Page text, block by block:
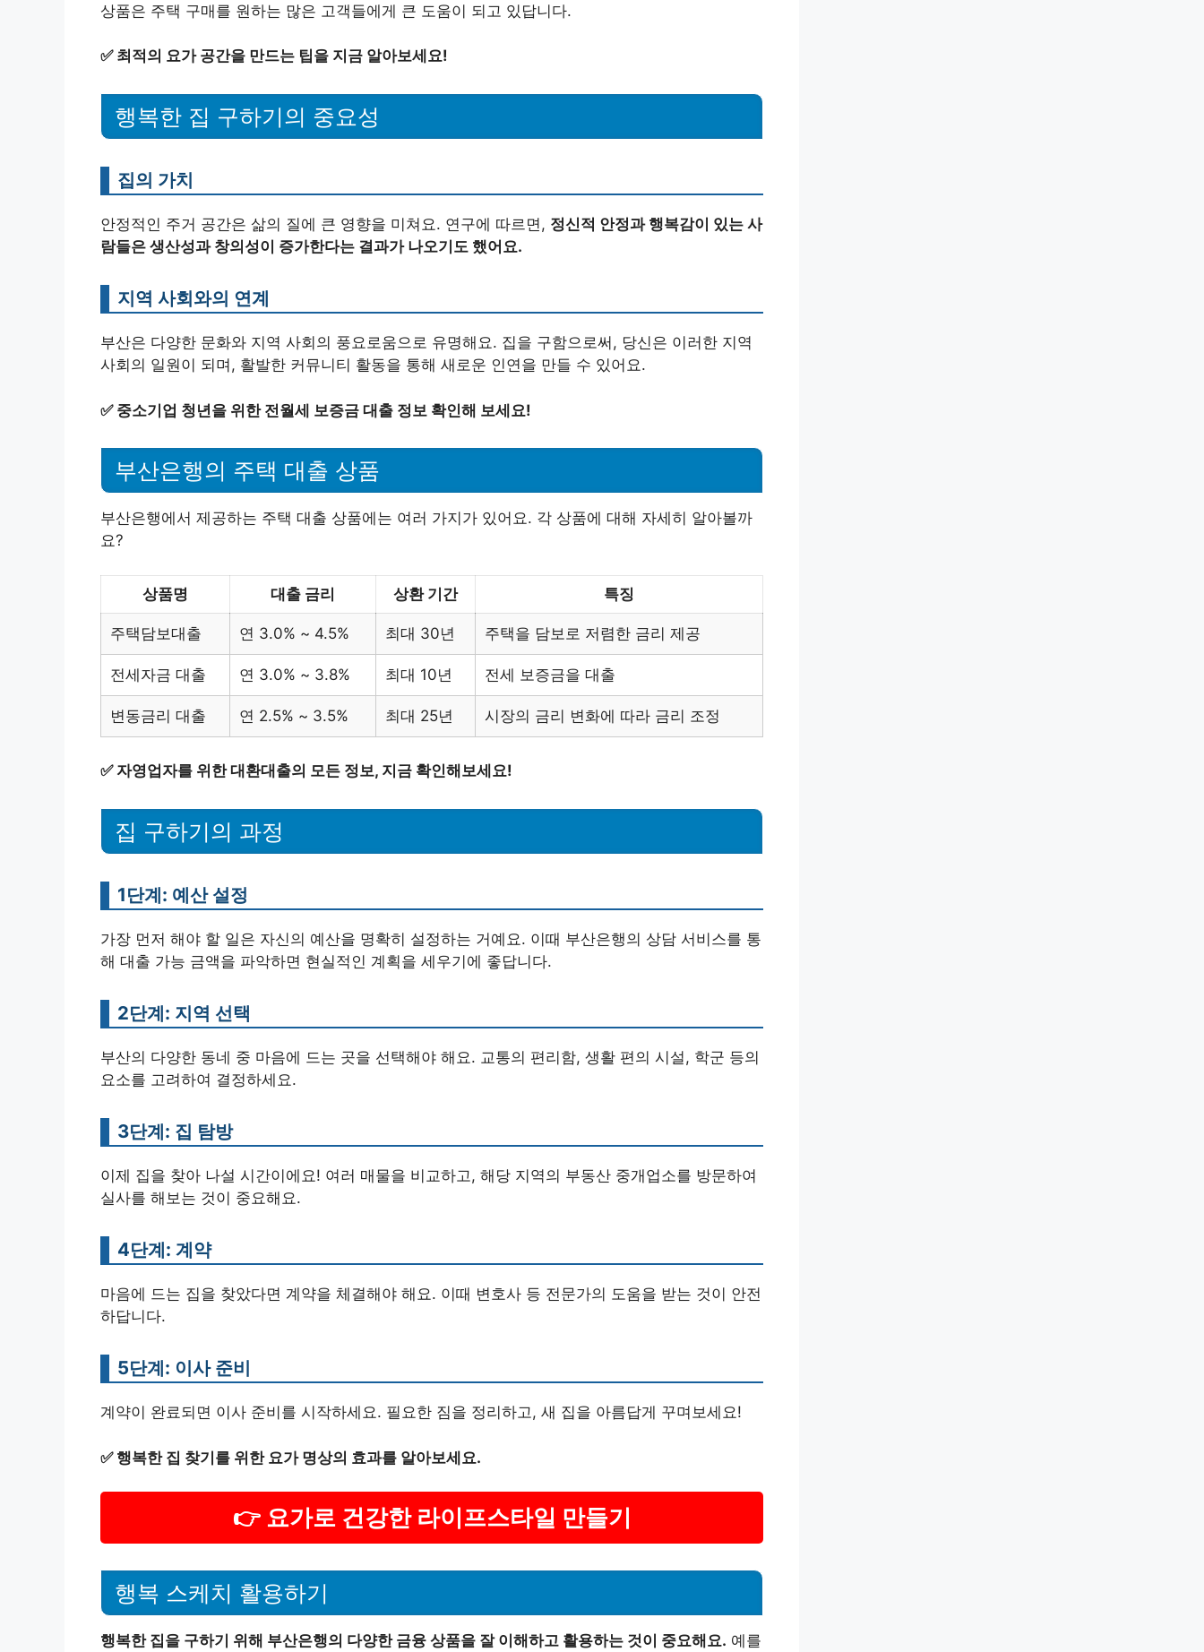
상품은 주택 구매를 원하는 많은 고객들에게 큰 도움이 되고 있답니다.
✅ 최적의 요가 공간을 만드는 팁을 지금 알아보세요!
행복한 집 구하기의 중요성
집의 가치
안정적인 주거 공간은 삶의 질에 큰 영향을 미쳐요. 연구에 따르면, 정신적 안정과 행복감이 있는 사
람들은 생산성과 창의성이 증가한다는 결과가 나오기도 했어요.
지역 사회와의 연계
부산은 다양한 문화와 지역 사회의 풍요로움으로 유명해요. 집을 구함으로써, 당신은 이러한 지역
사회의 일원이 되며, 활발한 커뮤니티 활동을 통해 새로운 인연을 만들 수 있어요.
✅ 중소기업 청년을 위한 전월세 보증금 대출 정보 확인해 보세요!
부산은행의 주택 대출 상품
부산은행에서 제공하는 주택 대출 상품에는 여러 가지가 있어요. 각 상품에 대해 자세히 알아볼까
요?
상품명 대출 금리 상환 기간 특징
주택담보대출 연 3.0% ~ 4.5% 최대 30년 주택을 담보로 저렴한 금리 제공
전세자금 대출 연 3.0% ~ 3.8% 최대 10년 전세 보증금을 대출
변동금리 대출 연 2.5% ~ 3.5% 최대 25년 시장의 금리 변화에 따라 금리 조정
✅ 자영업자를 위한 대환대출의 모든 정보, 지금 확인해보세요!
집 구하기의 과정
1단계: 예산 설정
가장 먼저 해야 할 일은 자신의 예산을 명확히 설정하는 거예요. 이때 부산은행의 상담 서비스를 통
해 대출 가능 금액을 파악하면 현실적인 계획을 세우기에 좋답니다.
2단계: 지역 선택
부산의 다양한 동네 중 마음에 드는 곳을 선택해야 해요. 교통의 편리함, 생활 편의 시설, 학군 등의
요소를 고려하여 결정하세요.
3단계: 집 탐방
이제 집을 찾아 나설 시간이에요! 여러 매물을 비교하고, 해당 지역의 부동산 중개업소를 방문하여
실사를 해보는 것이 중요해요.
4단계: 계약
마음에 드는 집을 찾았다면 계약을 체결해야 해요. 이때 변호사 등 전문가의 도움을 받는 것이 안전
하답니다.
5단계: 이사 준비
계약이 완료되면 이사 준비를 시작하세요. 필요한 짐을 정리하고, 새 집을 아름답게 꾸며보세요!
✅ 행복한 집 찾기를 위한 요가 명상의 효과를 알아보세요.
👉 요가로 건강한 라이프스타일 만들기
행복 스케치 활용하기
행복한 집을 구하기 위해 부산은행의 다양한 금융 상품을 잘 이해하고 활용하는 것이 중요해요. 예를